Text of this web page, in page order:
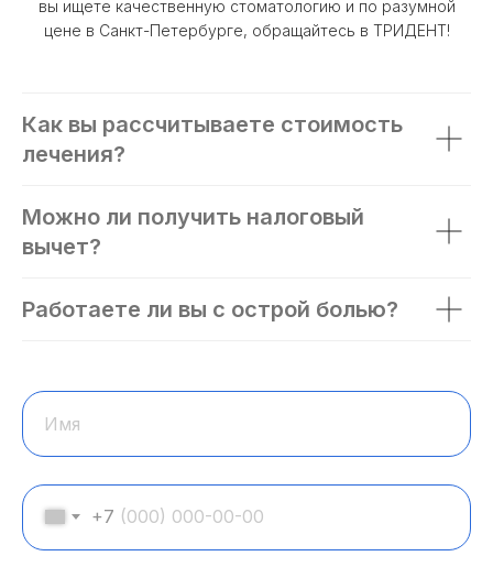
вы ищете качественную стоматологию и по разумной
цене в Санкт-Петербурге, обращайтесь в ТРИДЕНТ!
Как вы рассчитываете стоимость
лечения?
Можно ли получить налоговый
вычет?
Работаете ли вы с острой болью?
Имя
+7